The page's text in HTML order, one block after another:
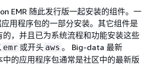
EMR 随此发行版一起安装的组件。一
用程序包的一部分安装。其它组件是
的，并且已为系统流程和功能安装这些
emr 或开头 aws 。 Big-data 最新
中的应用程序包通常是社区中的最新版